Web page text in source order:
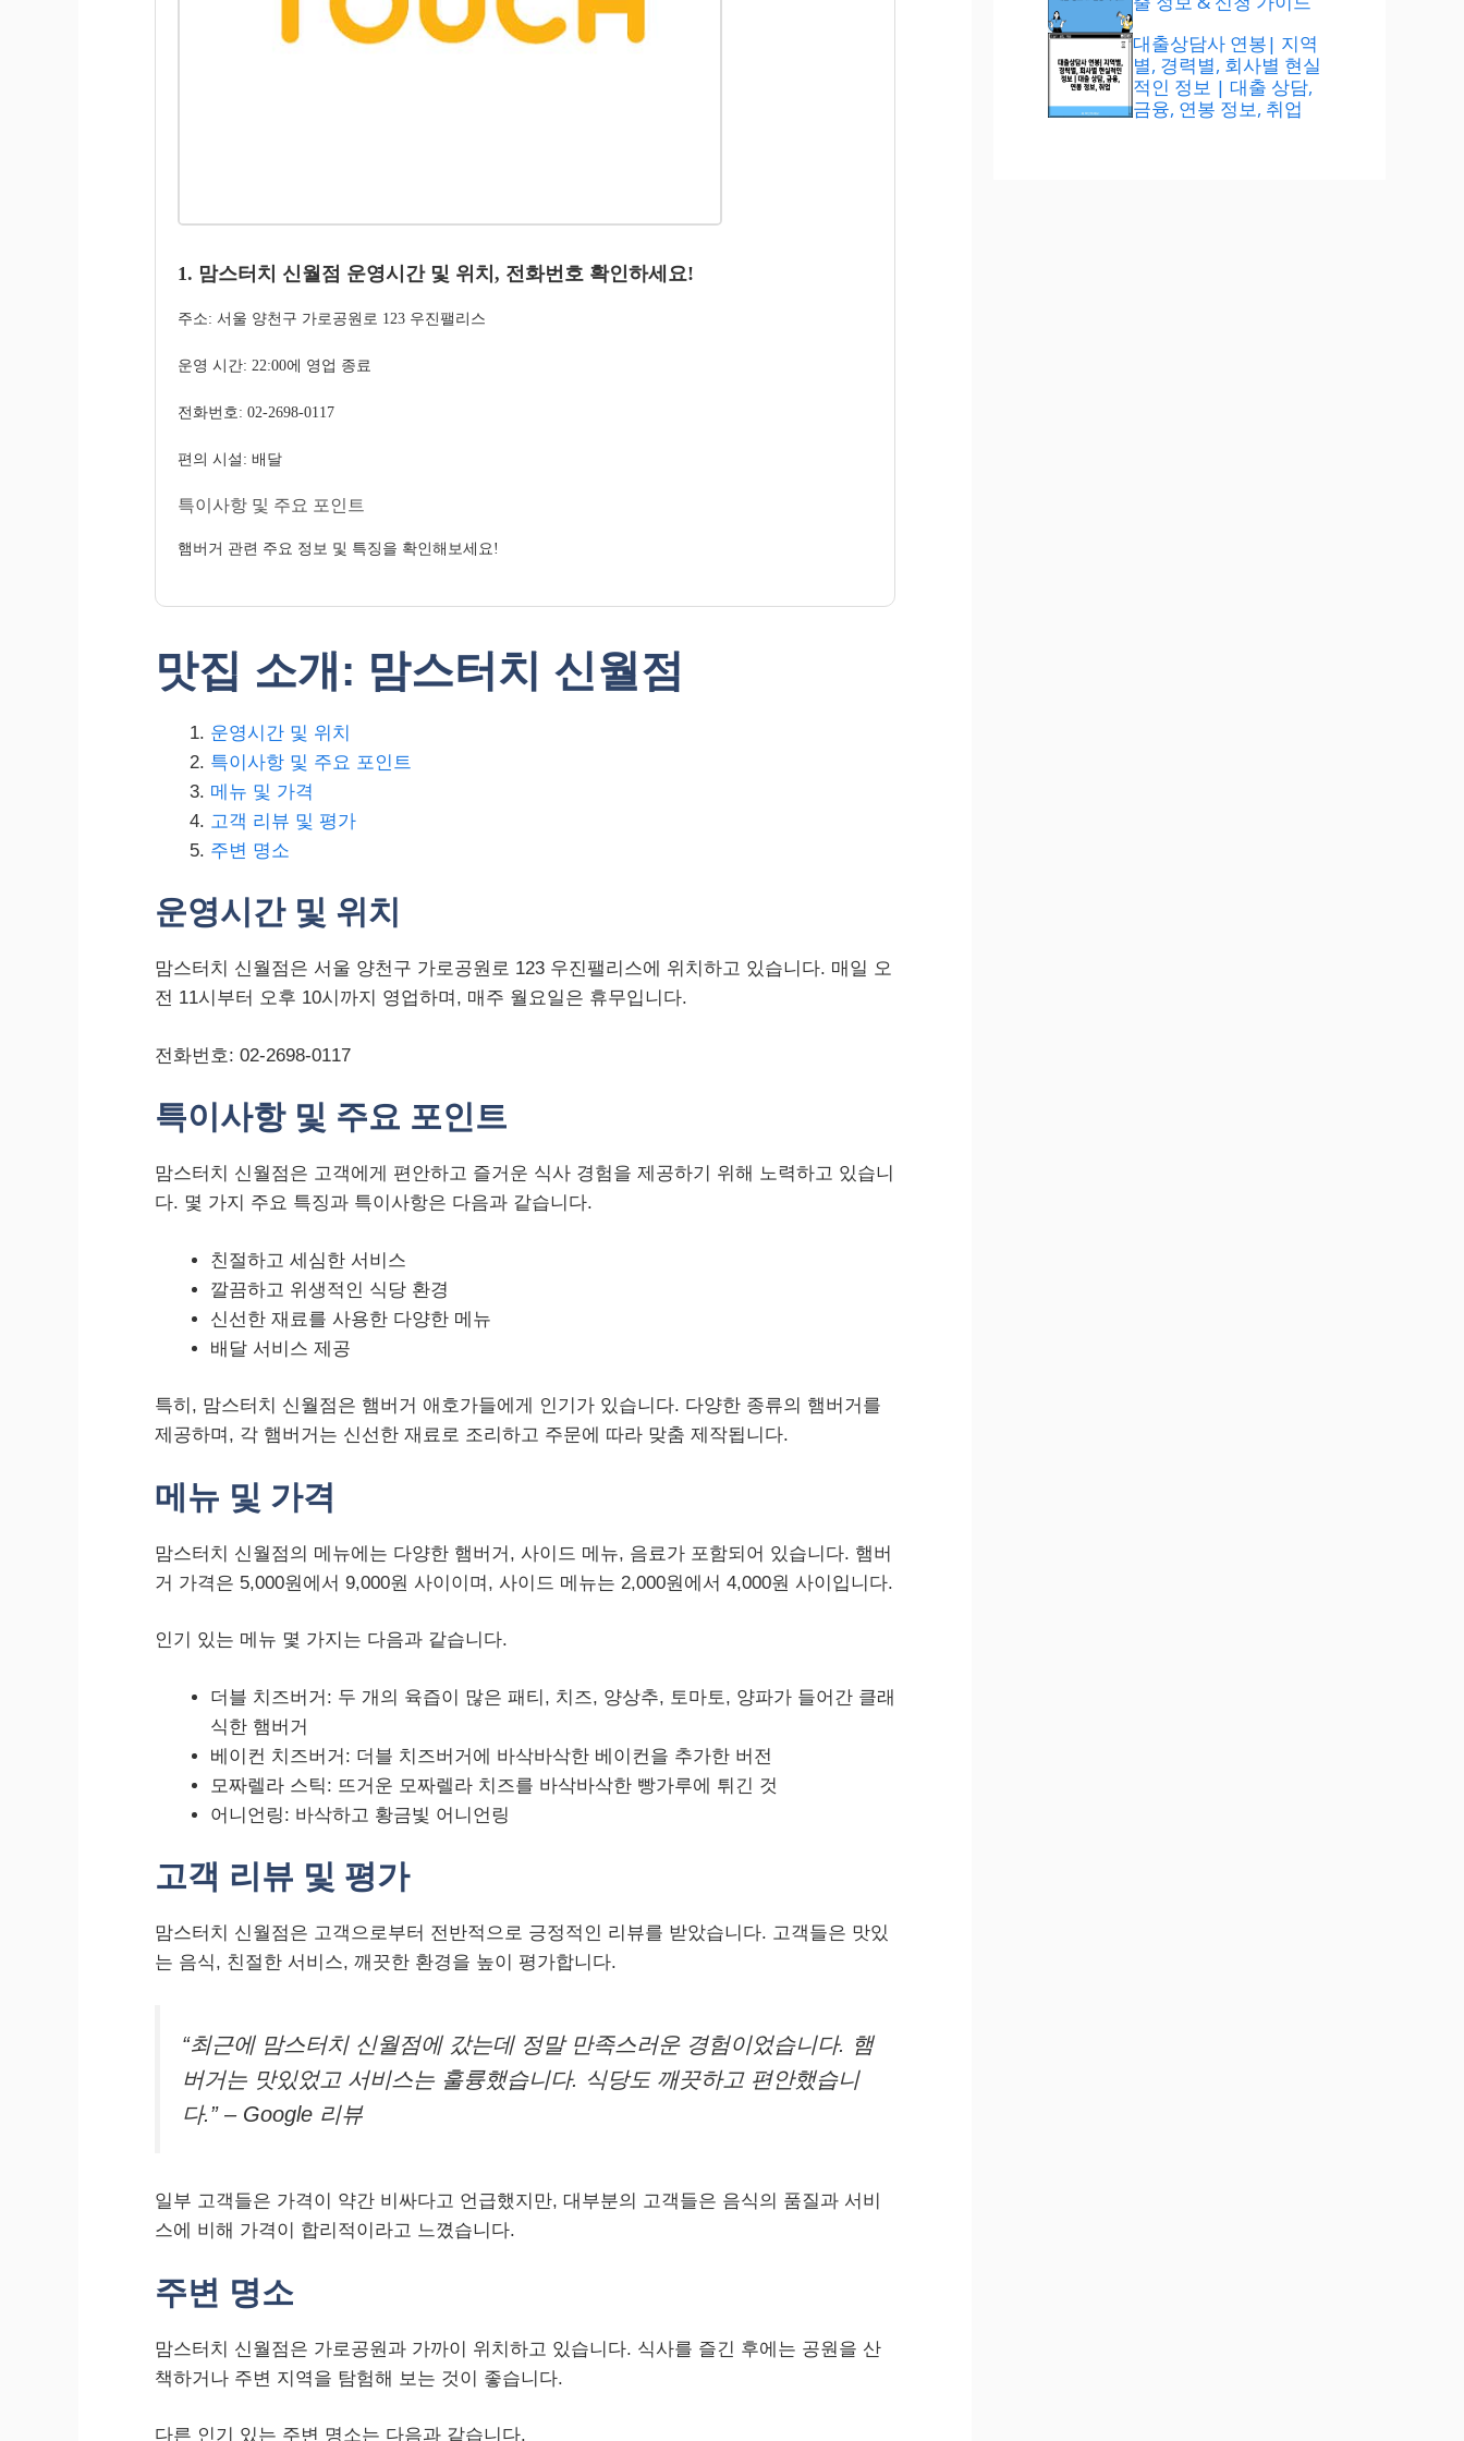
1. 맘스터치 신월점 운영시간 및 위치, 전화번호 확인하세요!
주소: 서울 양천구 가로공원로 123 우진팰리스
운영 시간: 22:00에 영업 종료
전화번호: 02-2698-0117
편의 시설: 배달
특이사항 및 주요 포인트
햄버거 관련 주요 정보 및 특징을 확인해보세요!
맛집 소개: 맘스터치 신월점
운영시간 및 위치
특이사항 및 주요 포인트
메뉴 및 가격
고객 리뷰 및 평가
주변 명소
운영시간 및 위치
맘스터치 신월점은 서울 양천구 가로공원로 123 우진팰리스에 위치하고 있습니다. 매일 오
전 11시부터 오후 10시까지 영업하며, 매주 월요일은 휴무입니다.
전화번호: 02-2698-0117
특이사항 및 주요 포인트
맘스터치 신월점은 고객에게 편안하고 즐거운 식사 경험을 제공하기 위해 노력하고 있습니
다. 몇 가지 주요 특징과 특이사항은 다음과 같습니다.
친절하고 세심한 서비스
깔끔하고 위생적인 식당 환경
신선한 재료를 사용한 다양한 메뉴
배달 서비스 제공
특히, 맘스터치 신월점은 햄버거 애호가들에게 인기가 있습니다. 다양한 종류의 햄버거를
제공하며, 각 햄버거는 신선한 재료로 조리하고 주문에 따라 맞춤 제작됩니다.
메뉴 및 가격
맘스터치 신월점의 메뉴에는 다양한 햄버거, 사이드 메뉴, 음료가 포함되어 있습니다. 햄버
거 가격은 5,000원에서 9,000원 사이이며, 사이드 메뉴는 2,000원에서 4,000원 사이입니다.
인기 있는 메뉴 몇 가지는 다음과 같습니다.
더블 치즈버거: 두 개의 육즙이 많은 패티, 치즈, 양상추, 토마토, 양파가 들어간 클래
식한 햄버거
베이컨 치즈버거: 더블 치즈버거에 바삭바삭한 베이컨을 추가한 버전
모짜렐라 스틱: 뜨거운 모짜렐라 치즈를 바삭바삭한 빵가루에 튀긴 것
어니언링: 바삭하고 황금빛 어니언링
고객 리뷰 및 평가
맘스터치 신월점은 고객으로부터 전반적으로 긍정적인 리뷰를 받았습니다. 고객들은 맛있
는 음식, 친절한 서비스, 깨끗한 환경을 높이 평가합니다.
“최근에 맘스터치 신월점에 갔는데 정말 만족스러운 경험이었습니다. 햄
버거는 맛있었고 서비스는 훌륭했습니다. 식당도 깨끗하고 편안했습니
다.” – Google 리뷰
일부 고객들은 가격이 약간 비싸다고 언급했지만, 대부분의 고객들은 음식의 품질과 서비
스에 비해 가격이 합리적이라고 느꼈습니다.
주변 명소
맘스터치 신월점은 가로공원과 가까이 위치하고 있습니다. 식사를 즐긴 후에는 공원을 산
책하거나 주변 지역을 탐험해 보는 것이 좋습니다.
다른 인기 있는 주변 명소는 다음과 같습니다.
대출상담사 연봉| 지역
별, 경력별, 회사별 현실
적인 정보 | 대출 상담,
금융, 연봉 정보, 취업